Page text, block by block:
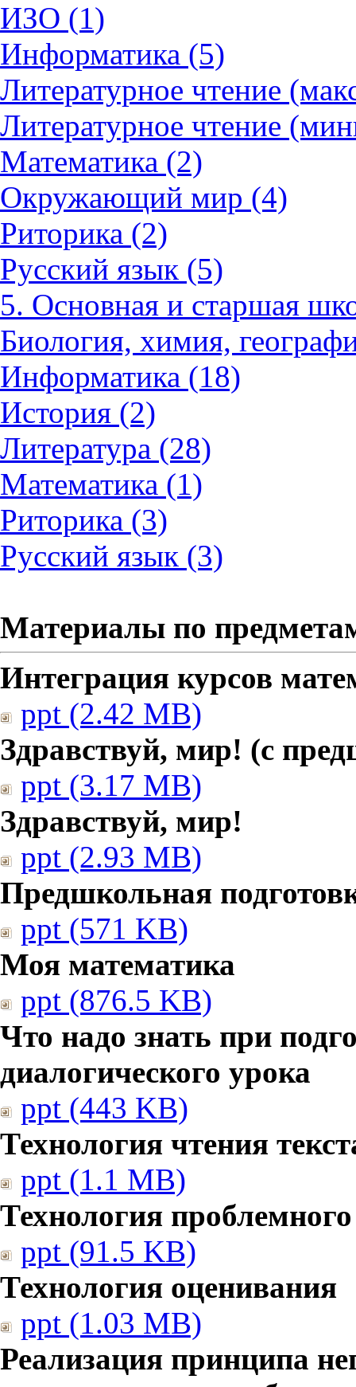
ИЗО (1)
Информатика (5)
Литературное чтение
Литературное чтение
Математика (2)
Окружающий мир (4)
Риторика (2)
Русский язык (5)
5. Основная и старшая
Биология, химия,
Информатика (18)
История (2)
Литература (28)
Математика (1)
Риторика (3)
Русский язык (3)
Материалы по
Интеграция курсов
ppt (2.42 MB)
Здравствуй, мир! (с
ppt (3.17 MB)
Здравствуй, мир!
ppt (2.93 MB)
Предшкольная
ppt (571 KB)
Моя математика
ppt (876.5 KB)
Что надо знать при
диалогического урока
ppt (443 KB)
Технология чтения
ppt (1.1 MB)
Технология
ppt (91.5 KB)
Технология оценивания
ppt (1.03 MB)
Реализация принципа